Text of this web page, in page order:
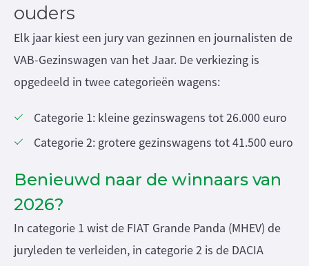
ouders
Elk jaar kiest een jury van gezinnen en journalisten de
VAB-Gezinswagen van het Jaar. De verkiezing is
opgedeeld in twee categorieën wagens:
Categorie 1: kleine gezinswagens tot 26.000 euro
Categorie 2: grotere gezinswagens tot 41.500 euro
Benieuwd naar de winnaars van
2026?
In categorie 1 wist de FIAT Grande Panda (MHEV) de
juryleden te verleiden, in categorie 2 is de DACIA